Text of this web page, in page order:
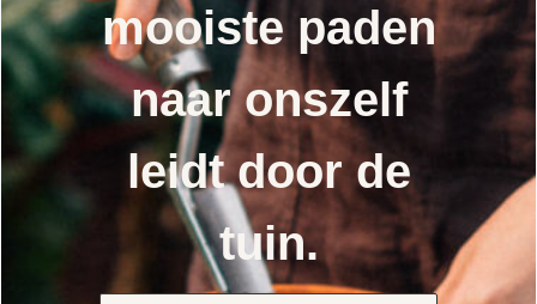
mooiste paden
naar onszelf
leidt door de
tuin.